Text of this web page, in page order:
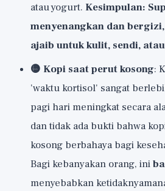
atau yogurt. Kesimpulan:
menyenangkan dan
ajaib untuk kulit, sendi,
🟡 Kopi saat perut kosong:
'waktu kortisol' sangat
pagi hari meningkat secara
dan tidak ada bukti bahwa
kosong berbahaya bagi
Bagi kebanyakan orang, ini
menyebabkan